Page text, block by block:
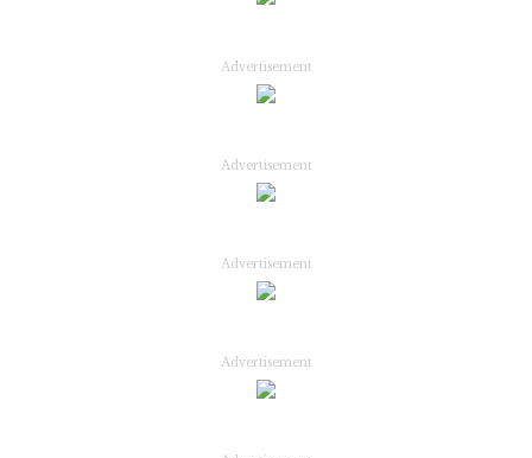
Advertisement
Advertisement
Advertisement
Advertisement